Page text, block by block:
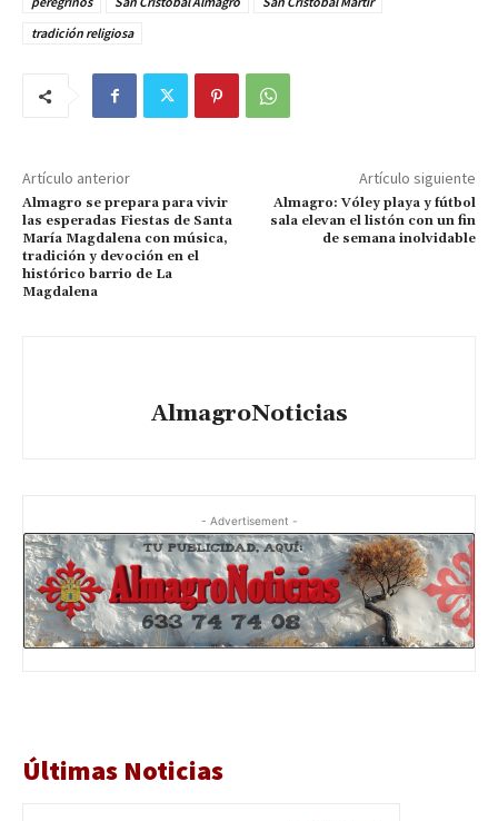
tradición religiosa
Artículo anterior
Almagro se prepara para vivir
las esperadas Fiestas de Santa
María Magdalena con música,
tradición y devoción en el
histórico barrio de La
Magdalena
Artículo siguiente
Almagro: Vóley playa y fútbol
sala elevan el listón con un fin
de semana inolvidable
AlmagroNoticias
- Advertisement -
Últimas Noticias